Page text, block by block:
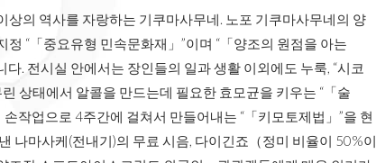
상의 역사를 자랑하는 기쿠마사무네. 노포 기쿠마사무네의 양
정 “「중요유형 민속문화재」”이며 “「양조의 원점을 아는
다. 전시실 안에서는 장인들의 일과 생활 이외에도 누룩, “시코
상태에서 알콜을 만드는데 필요한 효모균을 키우는 “「술
손작업으로 4주간에 걸쳐서 만들어내는 “「키모토제법」”을 현
나마사케(전내기)의 무료 시음, 다이긴죠（정미 비율이 50%이